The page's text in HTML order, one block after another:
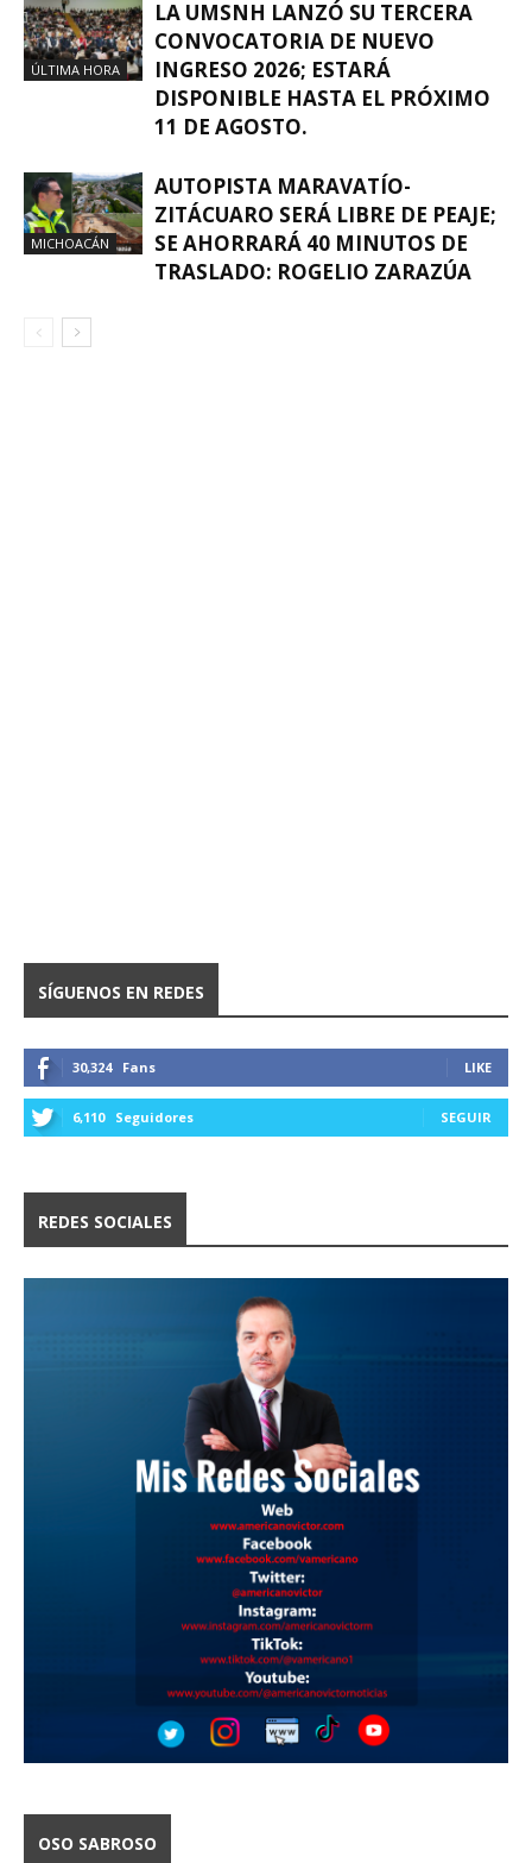
ÚLTIMA HORA
LA UMSNH LANZÓ SU TERCERA
CONVOCATORIA DE NUEVO
INGRESO 2026; ESTARÁ
DISPONIBLE HASTA EL PRÓXIMO
11 DE AGOSTO.
MICHOACÁN
AUTOPISTA MARAVATÍO-
ZITÁCUARO SERÁ LIBRE DE PEAJE;
SE AHORRARÁ 40 MINUTOS DE
TRASLADO: ROGELIO ZARAZÚA
SÍGUENOS EN REDES
30,324 Fans LIKE
6,110 Seguidores SEGUIR
REDES SOCIALES
OSO SABROSO